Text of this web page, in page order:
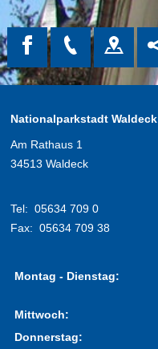
Nationalparkstadt Waldeck
Am Rathaus 1
34513 Waldeck
Tel: 05634 709 0
Fax: 05634 709 38
Montag - Dienstag:
Mittwoch:
Donnerstag: